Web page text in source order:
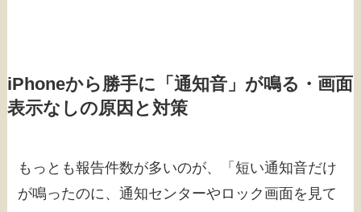
iPhoneから勝手に「通知音」が鳴る・画面
表示なしの原因と対策
もっとも報告件数が多いのが、「短い通知音だけ
が鳴ったのに、通知センターやロック画面を見て